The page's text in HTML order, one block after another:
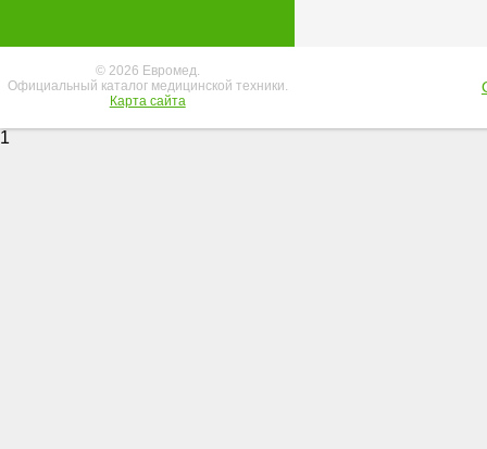
© 2026 Евромед.
Официальный каталог медицинской техники.
Карта сайта
1